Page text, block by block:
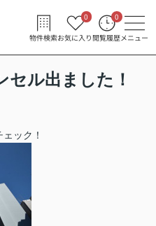
物件検索お気に入り
0
閲覧履歴
0
メニュー
セル出ました！
ェック！